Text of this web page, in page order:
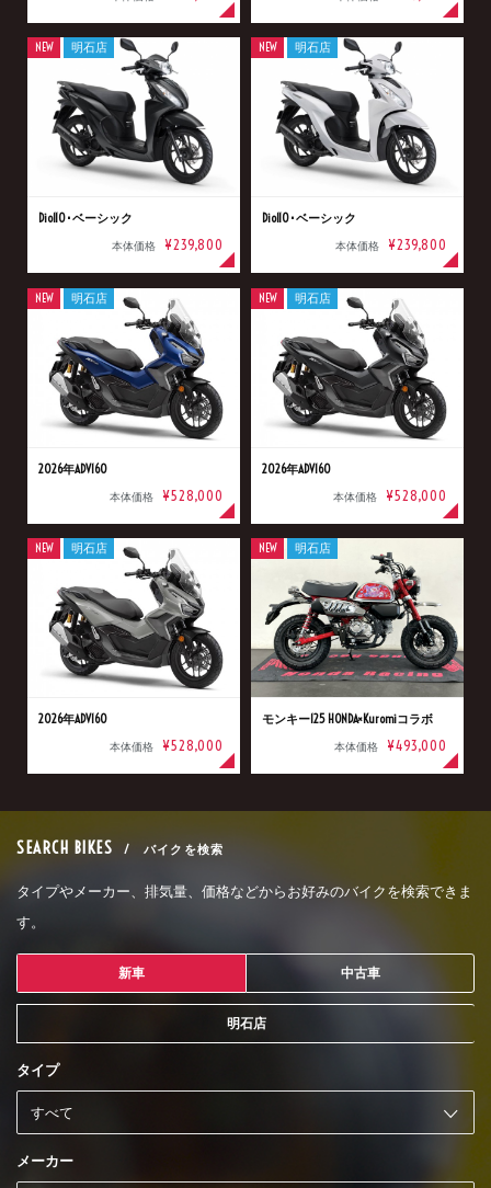
Dio110･ベーシック
本体価格 ¥239,800
NEW 明石店
Dio110･ベーシック
本体価格 ¥239,800
NEW 明石店
2026年ADV160
本体価格 ¥528,000
NEW 明石店
2026年ADV160
本体価格 ¥528,000
NEW 明石店
2026年ADV160
本体価格 ¥528,000
NEW 明石店
モンキー125 HONDA×Kuromiコラボ
本体価格 ¥493,000
NEW 明石店
SEARCH BIKES / バイクを検索
タイプやメーカー、排気量、価格などからお好みのバイクを検索できま
す。
新車 中古車
明石店
タイプ
メーカー